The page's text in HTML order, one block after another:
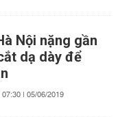
Nội nặng gần
dạ dày để
07:30 | 05/06/2019